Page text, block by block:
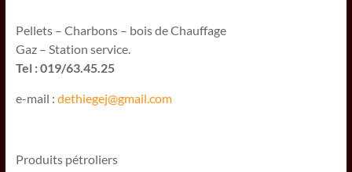
Pellets – Charbons – bois de Chauffage
Gaz – Station service.
Tel : 019/63.45.25
e-mail : dethiegej@gmail.com
Produits pétroliers